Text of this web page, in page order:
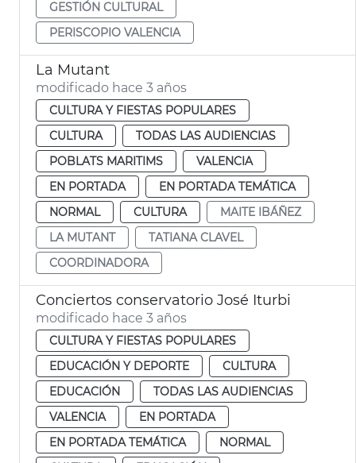
GESTIÓN CULTURAL
PERISCOPIO VALENCIA
La Mutant
modificado hace 3 años
CULTURA Y FIESTAS POPULARES
CULTURA
TODAS LAS AUDIENCIAS
POBLATS MARITIMS
VALENCIA
EN PORTADA
EN PORTADA TEMÁTICA
NORMAL
CULTURA
MAITE IBÁÑEZ
LA MUTANT
TATIANA CLAVEL
COORDINADORA
Conciertos conservatorio José Iturbi
modificado hace 3 años
CULTURA Y FIESTAS POPULARES
EDUCACIÓN Y DEPORTE
CULTURA
EDUCACIÓN
TODAS LAS AUDIENCIAS
VALENCIA
EN PORTADA
EN PORTADA TEMÁTICA
NORMAL